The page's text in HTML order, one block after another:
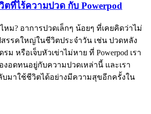
ตที่ไร้ความปวด กับ Powerpod
ม? อาการปวดเล็กๆ น้อยๆ ที่เคยคิดว่าไม่
รรคใหญ่ในชีวิตประจำวัน เช่น ปวดหลัง
ม หรือเจ็บหัวเข่าไม่หาย ที่ Powerpod เรา
อดทนอยู่กับความปวดเหล่านี้ และเรา
มาใช้ชีวิตได้อย่างมีความสุขอีกครั้งใน